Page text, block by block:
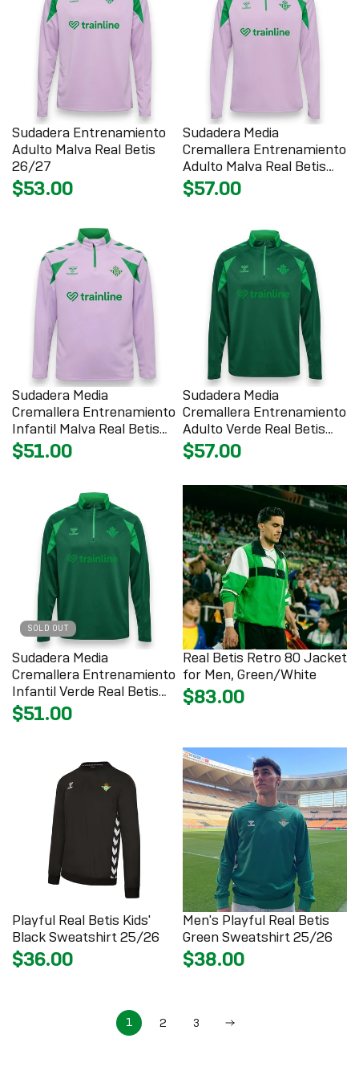
Sudadera Entrenamiento
Adulto Malva Real Betis
26/27
$53.00
Sudadera Media
Cremallera Entrenamiento
Adulto Malva Real Betis
26/27
$57.00
Sudadera Media
Cremallera Entrenamiento
Infantil Malva Real Betis
26/27
$51.00
Sudadera Media
Cremallera Entrenamiento
Adulto Verde Real Betis
26/27
$57.00
SOLD OUT
Sudadera Media
Cremallera Entrenamiento
Infantil Verde Real Betis
26/27
$51.00
Real Betis Retro 80 Jacket
for Men, Green/White
$83.00
Playful Real Betis Kids'
Black Sweatshirt 25/26
$36.00
Men's Playful Real Betis
Green Sweatshirt 25/26
$38.00
1 2 3